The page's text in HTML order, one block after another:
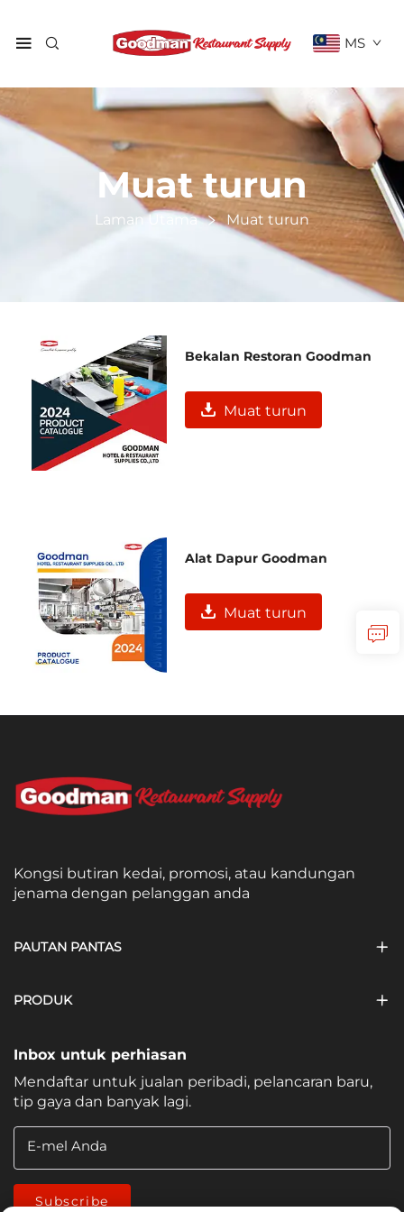
MS
Muat turun
Laman Utama Muat turun
Bekalan Restoran Goodman
Muat turun
Alat Dapur Goodman
Muat turun
Kongsi butiran kedai, promosi, atau kandungan
jenama dengan pelanggan anda
PAUTAN PANTAS
PRODUK
Inbox untuk perhiasan
Mendaftar untuk jualan peribadi, pelancaran baru,
tip gaya dan banyak lagi.
E-mel Anda
Subscribe